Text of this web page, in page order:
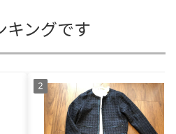
キングです